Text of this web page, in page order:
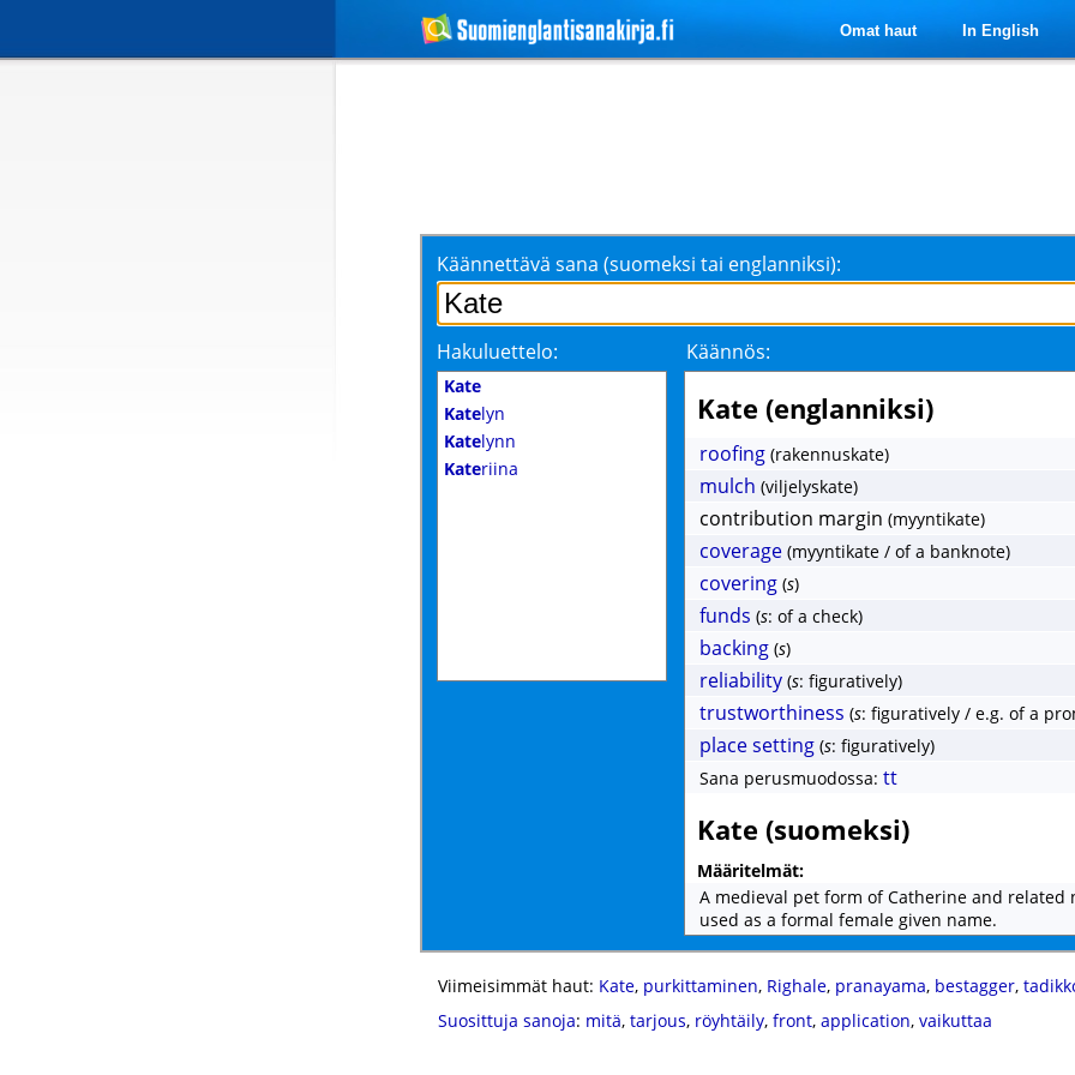
Omat haut In English
Käännettävä sana (suomeksi tai englanniksi):
Hakuluettelo: Käännös:
Kate
Katelyn
Katelynn
Kateriina
Kate (englanniksi)
roofing (rakennuskate)
mulch (viljelyskate)
contribution margin (myyntikate)
coverage (myyntikate / of a banknote)
covering (s)
funds (s: of a check)
backing (s)
reliability (s: figuratively)
trustworthiness (s: figuratively / e.g. of a
place setting (s: figuratively)
Sana perusmuodossa: tt
Kate (suomeksi)
Määritelmät:
A medieval pet form of Catherine and related
used as a formal female given name.
Viimeisimmät haut: Kate, purkittaminen, Righale, pranayama, bestagger,
Suosittuja sanoja: mitä, tarjous, röyhtäily, front, application, vaikuttaa